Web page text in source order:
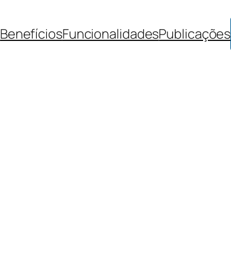
BenefíciosFuncionalidadesPublicações